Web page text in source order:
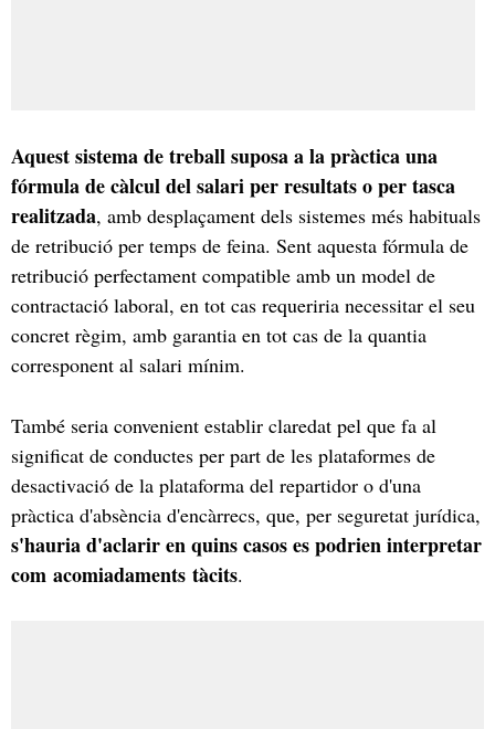
Aquest sistema de treball suposa a la pràctica una
fórmula de càlcul del salari per resultats o per tasca
realitzada, amb desplaçament dels sistemes més habituals
de retribució per temps de feina. Sent aquesta fórmula de
retribució perfectament compatible amb un model de
contractació laboral, en tot cas requeriria necessitar el seu
concret règim, amb garantia en tot cas de la quantia
corresponent al salari mínim.
També seria convenient establir claredat pel que fa al
significat de conductes per part de les plataformes de
desactivació de la plataforma del repartidor o d'una
pràctica d'absència d'encàrrecs, que, per seguretat jurídica,
s'hauria d'aclarir en quins casos es podrien interpretar
com acomiadaments tàcits.